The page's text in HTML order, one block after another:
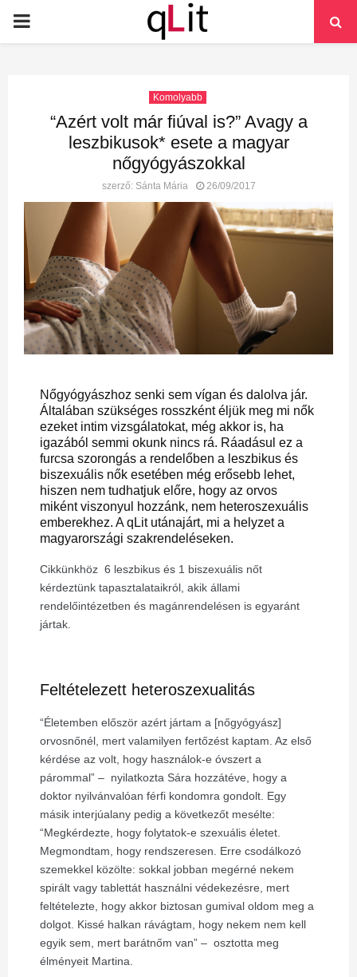
PRIMARY
Komolyabb
“Azért volt már fiúval is?” Avagy a
leszbikusok* esete a magyar
nőgyógyászokkal
szerző: Sánta Mária 26/09/2017
Nőgyógyászhoz senki sem vígan és dalolva jár.
Általában szükséges rosszként éljük meg mi nők
ezeket intim vizsgálatokat, még akkor is, ha
igazából semmi okunk nincs rá. Ráadásul ez a
furcsa szorongás a rendelőben a leszbikus és
biszexuális nők esetében még erősebb lehet,
hiszen nem tudhatjuk előre, hogy az orvos
miként viszonyul hozzánk, nem heteroszexuális
emberekhez. A qLit utánajárt, mi a helyzet a
magyarországi szakrendeléseken.
Cikkünkhöz 6 leszbikus és 1 biszexuális nőt
kérdeztünk tapasztalataikról, akik állami
rendelőintézetben és magánrendelésen is egyaránt
jártak.
Feltételezett heteroszexualitás
“Életemben először azért jártam a [nőgyógyász]
orvosnőnél, mert valamilyen fertőzést kaptam. Az első
kérdése az volt, hogy használok-e óvszert a
párommal” – nyilatkozta Sára hozzátéve, hogy a
doktor nyilvánvalóan férfi kondomra gondolt. Egy
másik interjúalany pedig a következőt mesélte:
“Megkérdezte, hogy folytatok-e szexuális életet.
Megmondtam, hogy rendszeresen. Erre csodálkozó
szemekkel közölte: sokkal jobban megérné nekem
spirált vagy tablettát használni védekezésre, mert
feltételezte, hogy akkor biztosan gumival oldom meg a
dolgot. Kissé halkan rávágtam, hogy nekem nem kell
egyik sem, mert barátnőm van” – osztotta meg
élményeit Martina.